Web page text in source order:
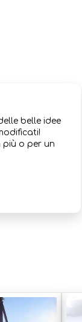
belle idee
più o per un